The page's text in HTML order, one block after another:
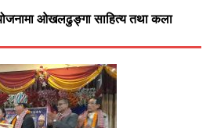
ओखलढुङ्गा साहित्य तथा कला